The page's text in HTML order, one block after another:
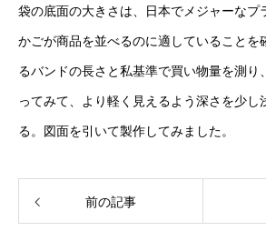
袋の底面の大きさは、日本でメジャーなプ
かごが商品を並べるのに適していることを
るバンドの長さと私基準で買い物量を測り
ってみて、より軽く見えるよう深さを少し
る。図面を引いて製作してみました。
前の記事